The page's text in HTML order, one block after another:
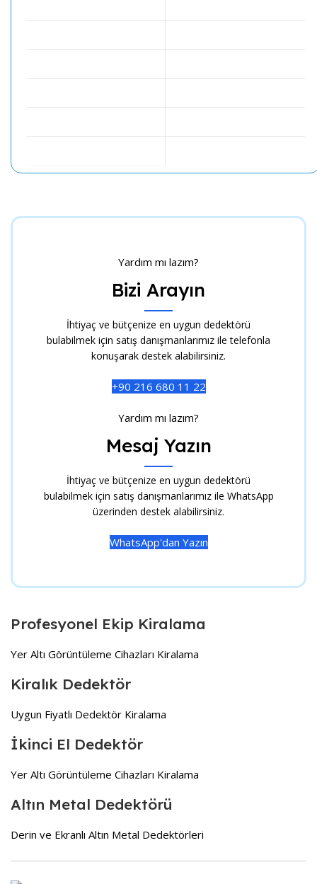
Yardım mı lazım?
Bizi Arayın
İhtiyaç ve bütçenize en uygun dedektörü
bulabilmek için satış danışmanlarımız ile telefonla
konuşarak destek alabilirsiniz.
+90 216 680 11 22
Yardım mı lazım?
Mesaj Yazın
İhtiyaç ve bütçenize en uygun dedektörü
bulabilmek için satış danışmanlarımız ile WhatsApp
üzerinden destek alabilirsiniz.
WhatsApp'dan Yazın
Profesyonel Ekip Kiralama
Yer Altı Görüntüleme Cihazları Kiralama
Kiralık Dedektör
Uygun Fiyatlı Dedektör Kiralama
İkinci El Dedektör
Yer Altı Görüntüleme Cihazları Kiralama
Altın Metal Dedektörü
Derin ve Ekranlı Altın Metal Dedektörleri